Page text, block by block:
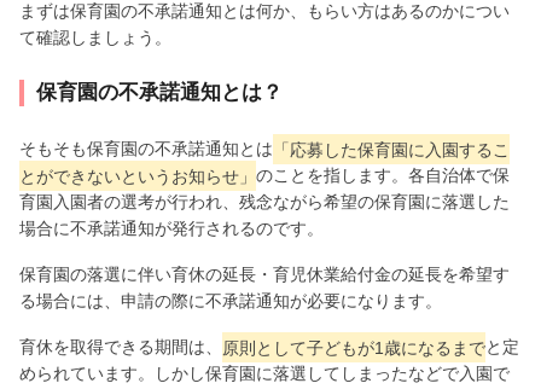
まずは保育園の不承諾通知とは何か、もらい方はあるのかについ
て確認しましょう。
保育園の不承諾通知とは？
そもそも保育園の不承諾通知とは 「応募した保育園に入園するこ
とができないというお知らせ」 のことを指します。各自治体で保
育園入園者の選考が行われ、残念ながら希望の保育園に落選した
場合に不承諾通知が発行されるのです。
保育園の落選に伴い育休の延長・育児休業給付金の延長を希望す
る場合には、申請の際に不承諾通知が必要になります。
育休を取得できる期間は、 原則として子どもが1歳になるまでと定
められています。しかし保育園に落選してしまったなどで入園で